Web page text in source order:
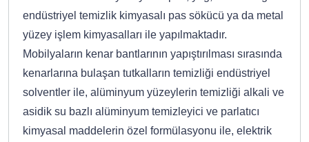
endüstriyel temizlik kimyasalı pas sökücü ya da metal
yüzey işlem kimyasalları ile yapılmaktadır.
Mobilyaların kenar bantlarının yapıştırılması sırasında
kenarlarına bulaşan tutkalların temizliği endüstriyel
solventler ile, alüminyum yüzeylerin temizliği alkali ve
asidik su bazlı alüminyum temizleyici ve parlatıcı
kimyasal maddelerin özel formülasyonu ile, elektrik